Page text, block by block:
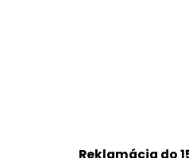
Reklamácia do